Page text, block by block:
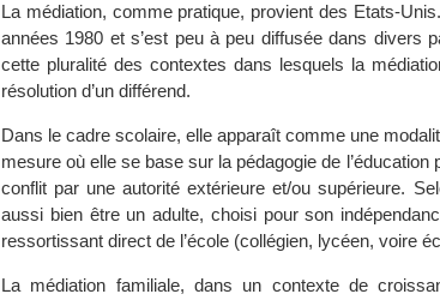
La médiation, comme pratique, provient des Etats-
années 1980 et s’est peu à peu diffusée dans divers
cette pluralité des contextes dans lesquels la
résolution d’un différend.
Dans le cadre scolaire, elle apparaît comme une
mesure où elle se base sur la pédagogie de
conflit par une autorité extérieure et/ou supérieure.
aussi bien être un adulte, choisi pour son
ressortissant direct de l’école (collégien, lycéen, voire
La médiation familiale, dans un contexte de